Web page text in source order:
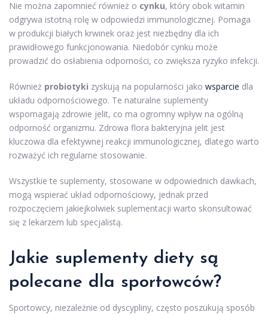
Nie można zapomnieć również o cynku, który obok witamin
odgrywa istotną rolę w odpowiedzi immunologicznej. Pomaga
w produkcji białych krwinek oraz jest niezbędny dla ich
prawidłowego funkcjonowania. Niedobór cynku może
prowadzić do osłabienia odporności, co zwiększa ryzyko infekcji.
Również probiotyki zyskują na popularności jako wsparcie dla
układu odpornościowego. Te naturalne suplementy
wspomagają zdrowie jelit, co ma ogromny wpływ na ogólną
odporność organizmu. Zdrowa flora bakteryjna jelit jest
kluczowa dla efektywnej reakcji immunologicznej, dlatego warto
rozważyć ich regularne stosowanie.
Wszystkie te suplementy, stosowane w odpowiednich dawkach,
mogą wspierać układ odpornościowy, jednak przed
rozpoczęciem jakiejkolwiek suplementacji warto skonsultować
się z lekarzem lub specjalistą.
Jakie suplementy diety są
polecane dla sportowców?
Sportowcy, niezależnie od dyscypliny, często poszukują sposób